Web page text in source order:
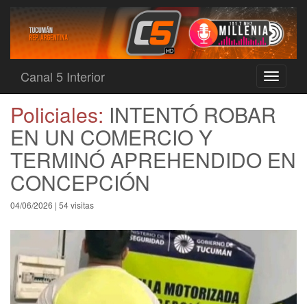
Toggle
Canal 5 Interior
Policiales: INTENTÓ ROBAR
EN UN COMERCIO Y
TERMINÓ APREHENDIDO EN
CONCEPCIÓN
04/06/2026 | 54 visitas